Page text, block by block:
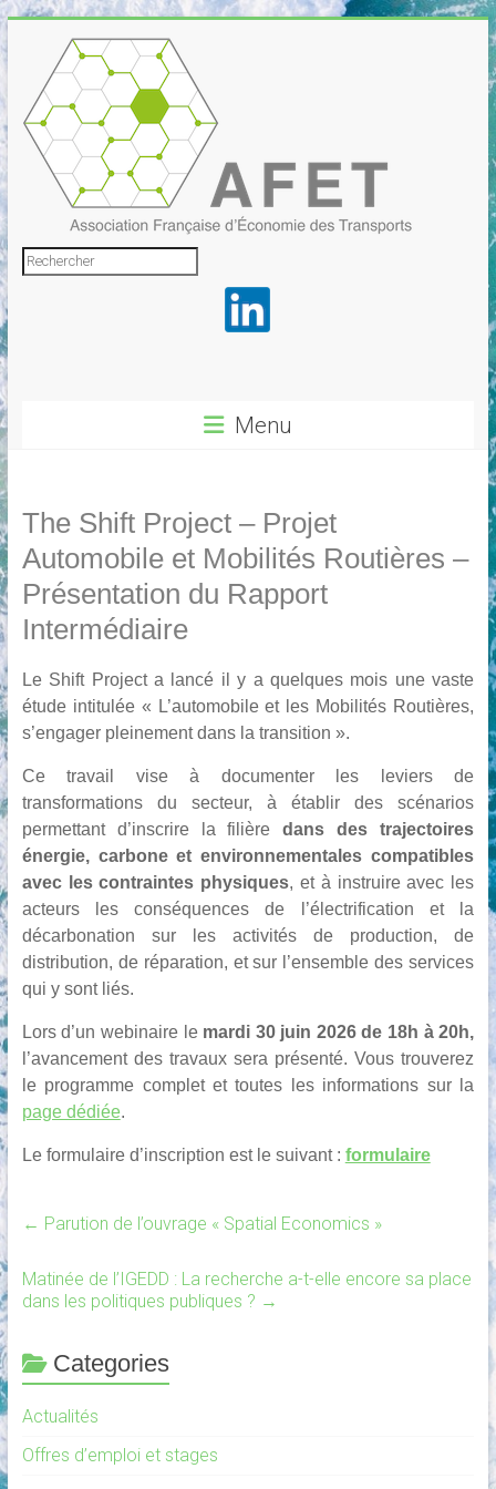
Skip
to
content
Association
Transports
Menu
The Shift Project – Projet
Automobile et Mobilités Routières –
Présentation du Rapport
Intermédiaire
Le Shift Project a lancé il y a quelques mois une vaste
étude intitulée « L’automobile et les Mobilités Routières,
s’engager pleinement dans la transition ».
Ce travail vise à documenter les leviers de
transformations du secteur, à établir des
scénarios
permettant d’inscrire la filière dans des trajectoires
énergie, carbone et environnementales compatibles
avec les contraintes physiques, et à instruire avec les
acteurs les conséquences de l’électrification et la
décarbonation sur les activités de production, de
distribution, de réparation, et sur l’ensemble des services
qui y sont liés.
Lors d’un webinaire le mardi 30 juin 2026 de 18h à 20h,
l’avancement des travaux sera présenté.Vous trouverez
le programme complet et toutes les informations sur la
page dédiée.
Le formulaire d’inscription est le suivant : formulaire
← Parution de l’ouvrage « Spatial Economics »
Matinée de l’IGEDD : La recherche a-t-elle encore sa place
dans les politiques publiques ? →
Categories
Actualités
Offres d’emploi et stages